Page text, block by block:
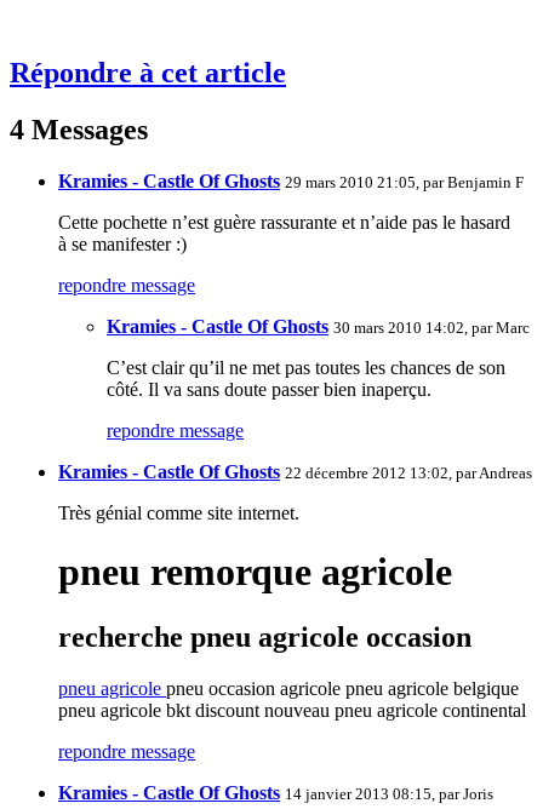
Répondre à cet article
4 Messages
Kramies - Castle Of Ghosts 29 mars 2010 21:05, parBenjamin F
Cette pochette n’est guère rassurante et n’aide pas le hasard
à se manifester :)
repondre message
Kramies - Castle Of Ghosts 30 mars 2010 14:02, parMarc
C’est clair qu’il ne met pas toutes les chances de son
côté. Il va sans doute passer bien inaperçu.
repondre message
Kramies - Castle Of Ghosts 22 décembre 2012 13:02, parAndreas
Très génial comme site internet.
pneu remorque agricole
recherche pneu agricole occasion
pneu agricole pneu occasion agricole pneu agricole belgique
pneu agricole bkt discount nouveau pneu agricole continental
repondre message
Kramies - Castle Of Ghosts 14 janvier 2013 08:15, parJoris